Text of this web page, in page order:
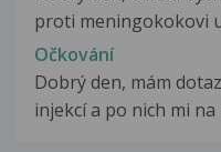
proti meningokokovi
Očkování
Dobrý den, mám
injekcí a po nich mi na